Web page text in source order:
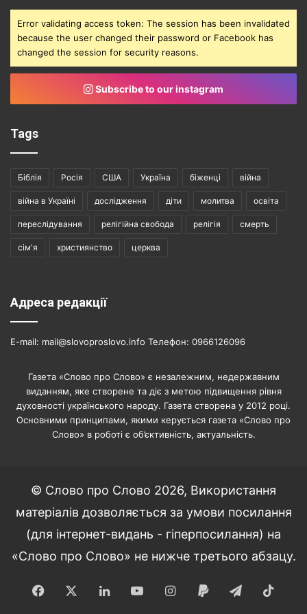
Error validating access token: The session has been invalidated
because the user changed their password or Facebook has
changed the session for security reasons.
Subscribe to our instagram
Tags
Біблія Росія США Україна біженці війна
війна в Україні дослідження діти молитва освіта
переслідування релігійна свобода релігія смерть
сім'я християнство церква
Адреса редакції
E-mail: mail@slovoproslovo.info Телефон: 0966126096
Газета «Слово про Слово» є незалежним, недержавним
виданням, яке створене та діє з метою підвищення рівня
духовності українського народу. Газета створена у 2012 році.
Основними принципами, якими керується газета «Слово про
Слово» в роботі є об’єктивність, актуальність.
© Слово про Слово 2026, Використання
матеріалів дозволяється за умови посилання
(для інтернет-видань - гіперпосилання) на
«Слово про Слово» не нижче третього абзацу.
Facebook LinkedInYouTubeInstagram
Paypal Telegram